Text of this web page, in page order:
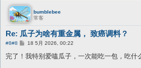
bumblebee
常客
Re: 瓜子为啥有重金属， 致癌调料？
#8#8
帖
18 5月 2026, 00:22
完了！我特别爱嗑瓜子，一次能吃一包，吃什